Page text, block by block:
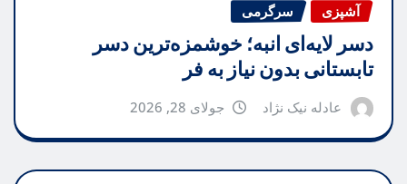
آشپزی سرگرمی
دسر لایه‌ای انبه؛ خوشمزه‌ترین دسر
تابستانی بدون نیاز به فر
عادله نیک نژاد جولای 28, 2026